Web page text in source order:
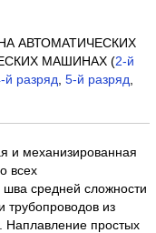
АВТОМАТИЧЕСКИХ
МАШИНАХ (2-й
й разряд 5-й разряд
и механизированная
всех
шва средней сложности
трубопроводов из
Наплавление простых